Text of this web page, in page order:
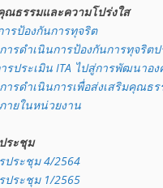
ณธรรมและความโปร่งใส
รป้องกันการทุจริต
ารดำเนินการป้องกันการทุจริต
รประเมิน ITA ไปสู่การพัฒนาอง
ารดำเนินการเพื่อส่งเสริมคุณธ
ายในหน่วยงาน
ระชุม
ประชุม 4/2564
ประชุม 1/2565